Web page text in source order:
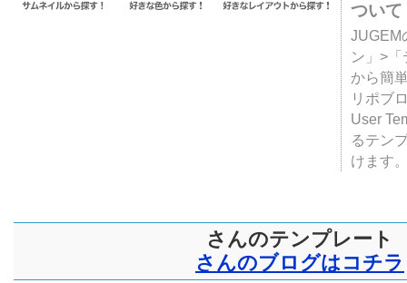
ついて
JUGEM
ン」>
から簡
リポブ
User
るテン
けます
さんのテンプレート
さんのブログはコチラ